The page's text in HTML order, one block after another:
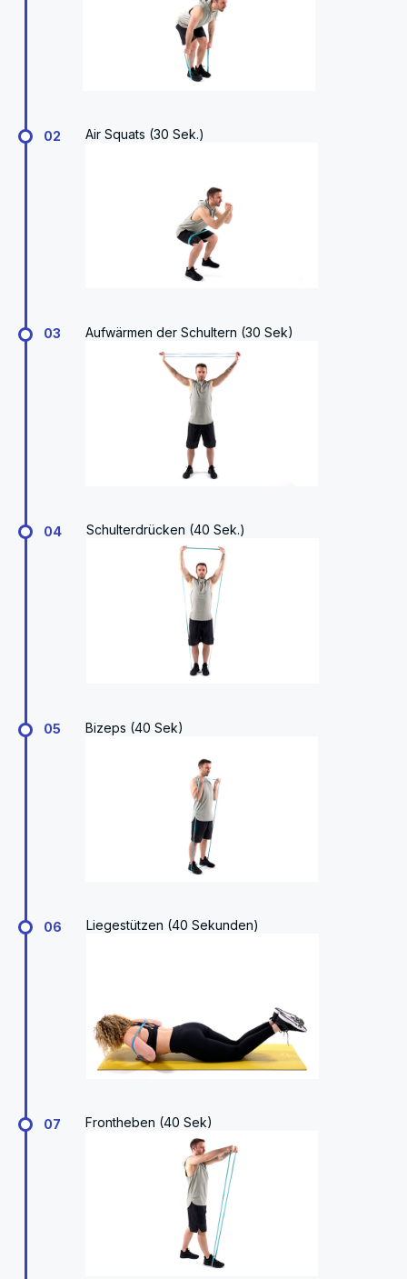
02 Air Squats (30 Sek.)
03 Aufwärmen der Schultern (30 Sek)
04 Schulterdrücken (40 Sek.)
05 Bizeps (40 Sek)
06 Liegestützen (40 Sekunden)
07 Frontheben (40 Sek)